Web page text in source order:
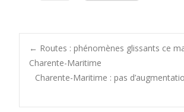
Post
navigation
← Routes : phénomènes glissants ce
Charente-Maritime
Charente-Maritime : pas